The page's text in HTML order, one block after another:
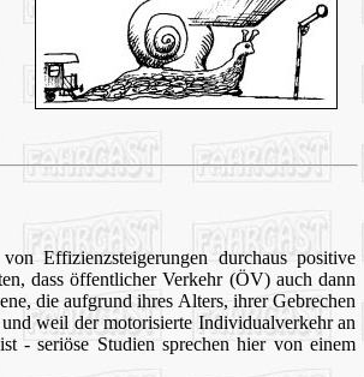
Effizienzsteigerungen durchaus positive
dass öffentlicher Verkehr (ÖV) auch dann
die aufgrund ihres Alters, ihrer Gebrechen
weil der motorisierte Individualverkehr an
- seriöse Studien sprechen hier von einem